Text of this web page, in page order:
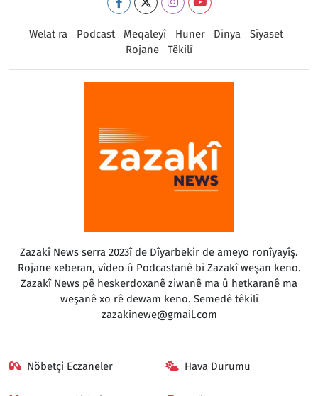
Welat ra Podcast Meqaleyî Huner Dinya
Sîyaset
Rojane
Têkilî
Zazakî News serra 2023î de Dîyarbekir de ameyo ronîyayîş.
Rojane xeberan, vîdeo û Podcastanê bi Zazakî weşan keno.
Zazakî News pê heskerdoxanê ziwanê ma û hetkaranê ma
weşanê xo rê dewam keno. Semedê têkilî
zazakinewe@gmail.com
Nöbetçi Eczaneler Hava Durumu